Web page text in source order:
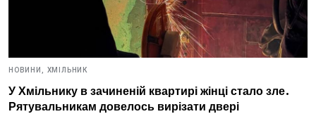
НОВИНИ, ХМІЛЬНИК
У Хмільнику в зачиненій квартирі жінці стало зле.
Рятувальникам довелось вирізати двері